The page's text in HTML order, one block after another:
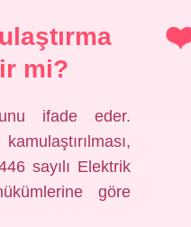
mi?
ifade eder.
sayılı Elektrik
göre